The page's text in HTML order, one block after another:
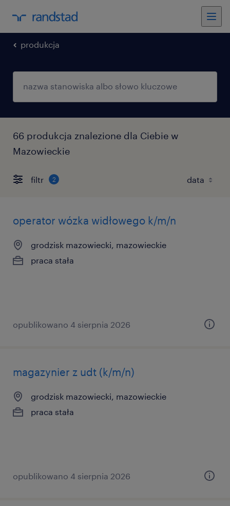
produkcja
66 produkcja znalezione dla Ciebie w
Mazowieckie
filtr 2
operator wózka widłowego k/m/n
grodzisk mazowiecki, mazowieckie
praca stała
opublikowano 4 sierpnia 2026
magazynier z udt (k/m/n)
grodzisk mazowiecki, mazowieckie
praca stała
opublikowano 4 sierpnia 2026